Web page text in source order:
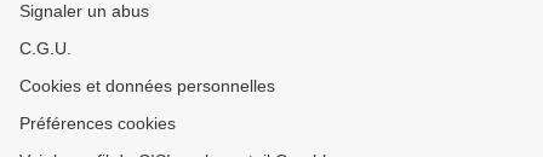
Signaler un abus
C.G.U.
Cookies et données personnelles
Préférences cookies